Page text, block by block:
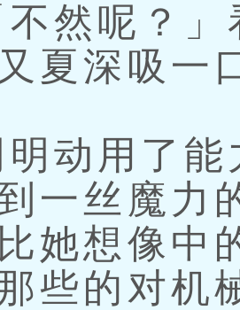
然呢？」
夏深吸一
动用了能
一丝魔力
她想像中
些的对机